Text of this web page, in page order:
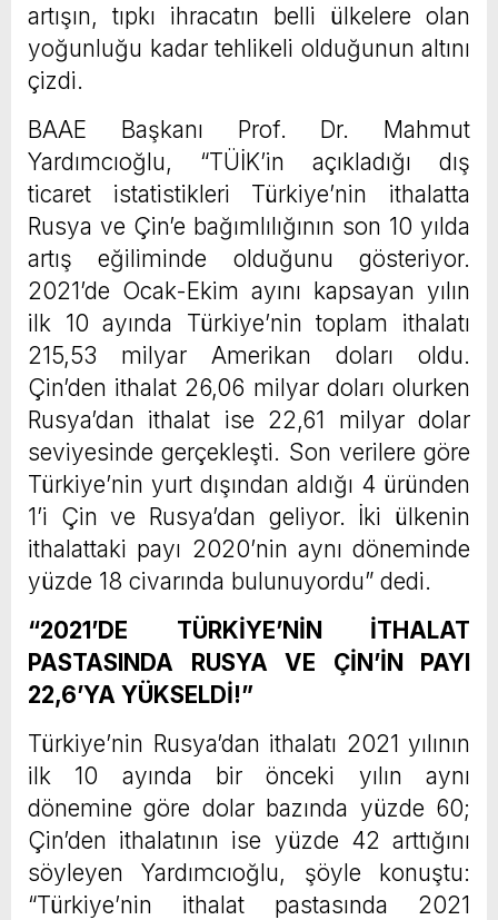
artışın, tıpkı ihracatın belli ülkelere olan
yoğunluğu kadar tehlikeli olduğunun altını
çizdi.
BAAE Başkanı Prof. Dr. Mahmut
Yardımcıoğlu, “TÜİK’in açıkladığı dış
ticaret istatistikleri Türkiye’nin ithalatta
Rusya ve Çin’e bağımlılığının son 10 yılda
artış eğiliminde olduğunu gösteriyor.
2021’de Ocak-Ekim ayını kapsayan yılın
ilk 10 ayında Türkiye’nin toplam ithalatı
215,53 milyar Amerikan doları oldu.
Çin’den ithalat 26,06 milyar doları olurken
Rusya’dan ithalat ise 22,61 milyar dolar
seviyesinde gerçekleşti. Son verilere göre
Türkiye’nin yurt dışından aldığı 4 üründen
1’i Çin ve Rusya’dan geliyor. İki ülkenin
ithalattaki payı 2020’nin aynı döneminde
yüzde 18 civarında bulunuyordu” dedi.
“2021’DE TÜRKİYE’NİN İTHALAT
PASTASINDA RUSYA VE ÇİN’İN PAYI
22,6’YA YÜKSELDİ!”
Türkiye’nin Rusya’dan ithalatı 2021 yılının
ilk 10 ayında bir önceki yılın aynı
dönemine göre dolar bazında yüzde 60;
Çin’den ithalatının ise yüzde 42 arttığını
söyleyen Yardımcıoğlu, şöyle konuştu:
“Türkiye’nin ithalat pastasında 2021